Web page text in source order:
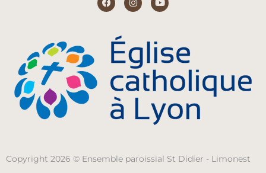
Copyright 2026 © Ensemble paroissial St Didier - Limonest